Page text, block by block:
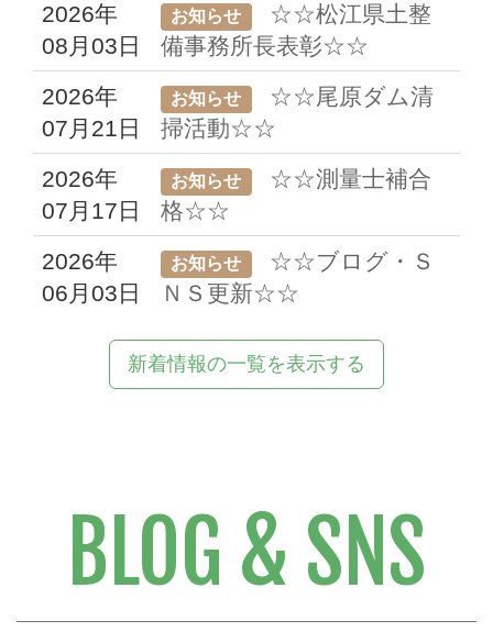
2026年
08月03日
お知らせ
☆☆松江県土整
備事務所長表彰☆☆
2026年
07月21日
お知らせ
☆☆尾原ダム清
掃活動☆☆
2026年
07月17日
お知らせ
☆☆測量士補合
格☆☆
2026年
06月03日
お知らせ
☆☆ブログ・Ｓ
ＮＳ更新☆☆
新着情報の一覧を表示する
BLOG & SNS